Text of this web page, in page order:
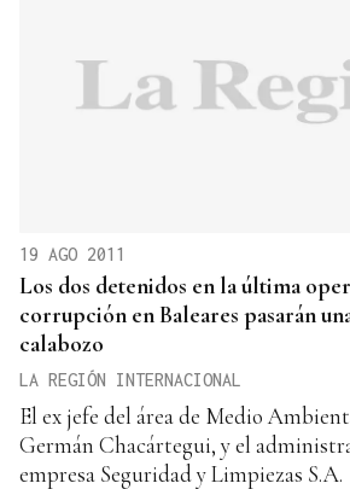
19 AGO 2011
Los dos detenidos en la última
corrupción en Baleares pasarán
calabozo
LA REGIÓN INTERNACIONAL
El ex jefe del área de Medio
Germán Chacártegui, y el
empresa Seguridad y Limpiezas S.A.